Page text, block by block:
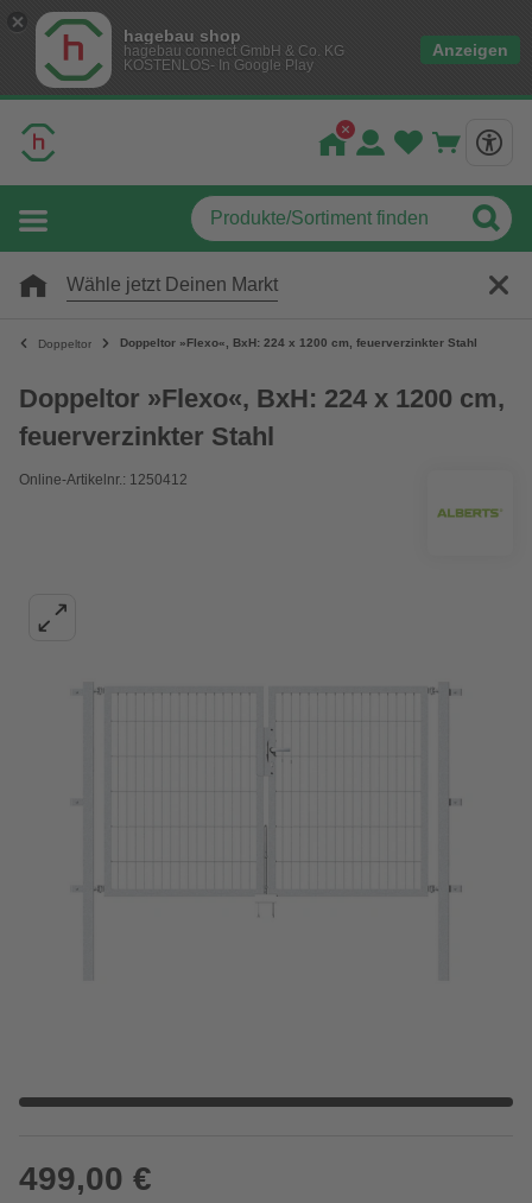
hagebau shop
hagebau connect GmbH & Co. KG
KOSTENLOS- In Google Play
Anzeigen
Wähle jetzt Deinen Markt
Doppeltor Doppeltor »Flexo«, BxH: 224 x 1200 cm, feuerverzinkter Stahl
Doppeltor »Flexo«, BxH: 224 x 1200 cm,
feuerverzinkter Stahl
Online-Artikelnr.: 1250412
499,00 €